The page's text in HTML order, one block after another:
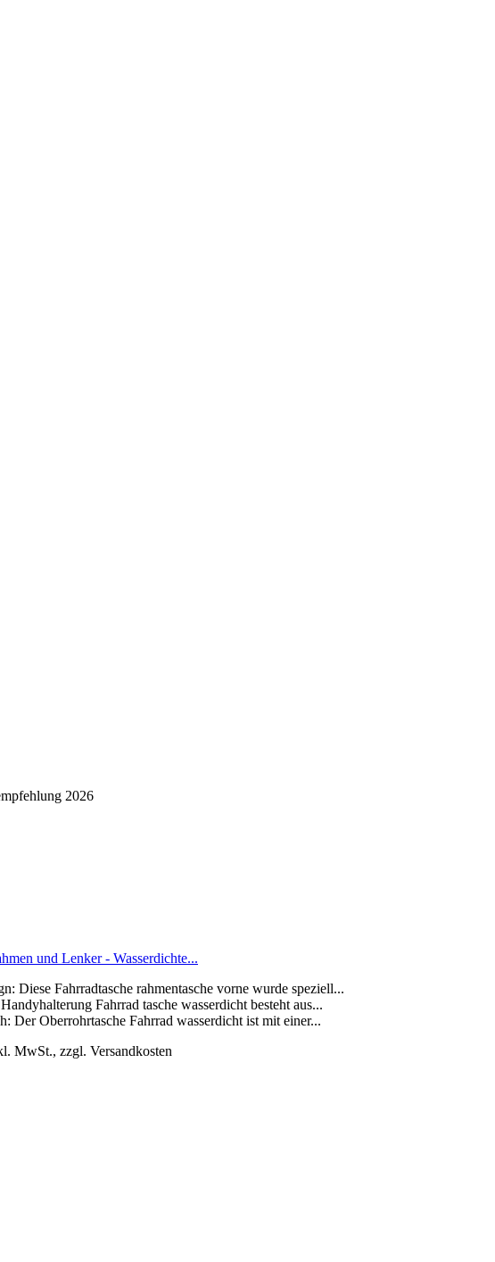
2026
und Lenker - Wasserdichte...
Diese Fahrradtasche rahmentasche vorne wurde speziell...
Fahrrad tasche wasserdicht besteht aus...
Der Oberrohrtasche Fahrrad wasserdicht ist mit einer...
MwSt., zzgl. Versandkosten